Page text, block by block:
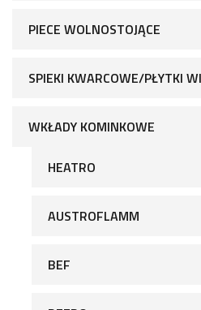
PIECE WOLNOSTOJĄCE
SPIEKI KWARCOWE/PŁYTKI
WKŁADY KOMINKOWE
HEATRO
AUSTROFLAMM
BEF